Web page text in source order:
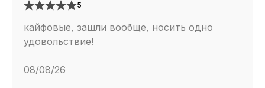
5
кайфовые, зашли вообще, носить одно
удовольствие!
08/08/26